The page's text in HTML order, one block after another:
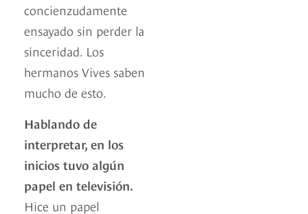
concienzudamente
ensayado sin perder la
sinceridad. Los
hermanos Vives saben
mucho de esto.
Hablando de
interpretar, en los
inicios tuvo algún
papel en televisión.
Hice un papel